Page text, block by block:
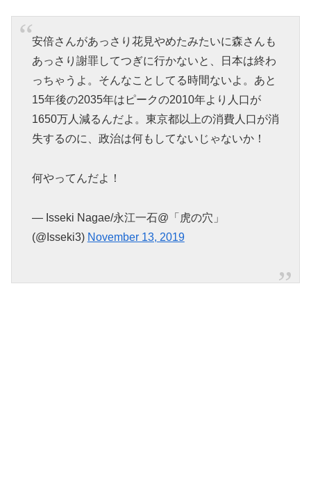
安倍さんがあっさり花見やめたみたいに森さんも
あっさり謝罪してつぎに行かないと、日本は終わ
っちゃうよ。そんなことしてる時間ないよ。あと
15年後の2035年はピークの2010年より人口が
1650万人減るんだよ。東京都以上の消費人口が消
失するのに、政治は何もしてないじゃないか！
何やってんだよ！
— Isseki Nagae/永江一石@「虎の穴」
(@Isseki3) November 13, 2019